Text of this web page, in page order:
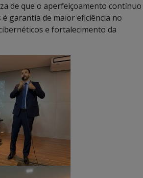
de que o aperfeiçoamento contínuo
garantia de maior eficiência no
e fortalecimento da